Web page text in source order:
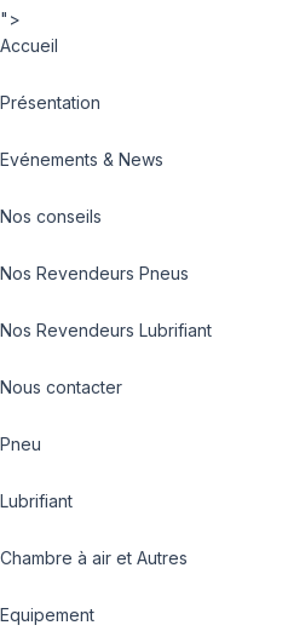
">
Accueil
Présentation
Evénements & News
Nos conseils
Nos Revendeurs Pneus
Nos Revendeurs Lubrifiant
Nous contacter
Pneu
Lubrifiant
Chambre à air et Autres
Equipement